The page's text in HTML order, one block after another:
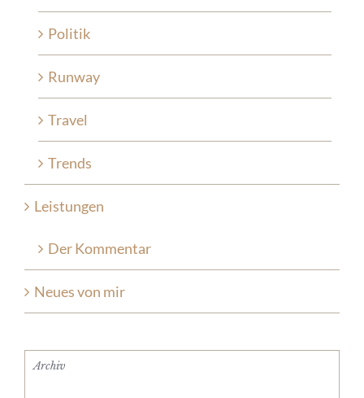
Politik
Runway
Travel
Trends
Leistungen
Der Kommentar
Neues von mir
Archiv